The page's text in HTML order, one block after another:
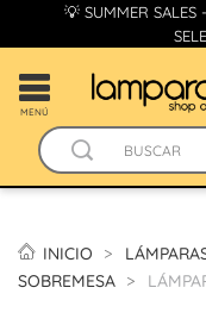
💡 SUMMER SALES
MENÚ
INICIO
SOBREMESA